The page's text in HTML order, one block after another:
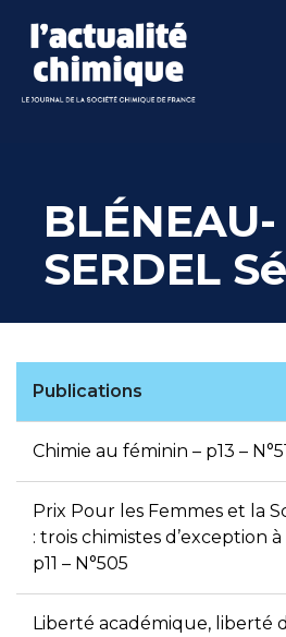
content
BLÉNEAU-
SERDEL
Publications
Chimie au féminin – p13 –
Prix Pour les Femmes et la
: trois chimistes d’exception
p11 – N°505
Liberté académique, liberté